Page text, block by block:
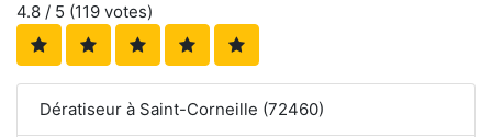
4.8 / 5 (119 votes)
Dératiseur à Saint-Corneille (72460)